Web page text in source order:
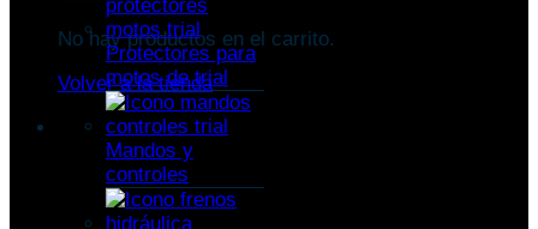
No hay productos en el carrito.
Volver a la tienda
Protectores para
motos de trial
Mandos y
controles